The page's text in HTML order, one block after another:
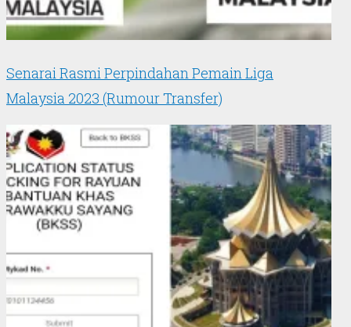
Senarai Rasmi Perpindahan Pemain Liga
Malaysia 2023 (Rumour Transfer)